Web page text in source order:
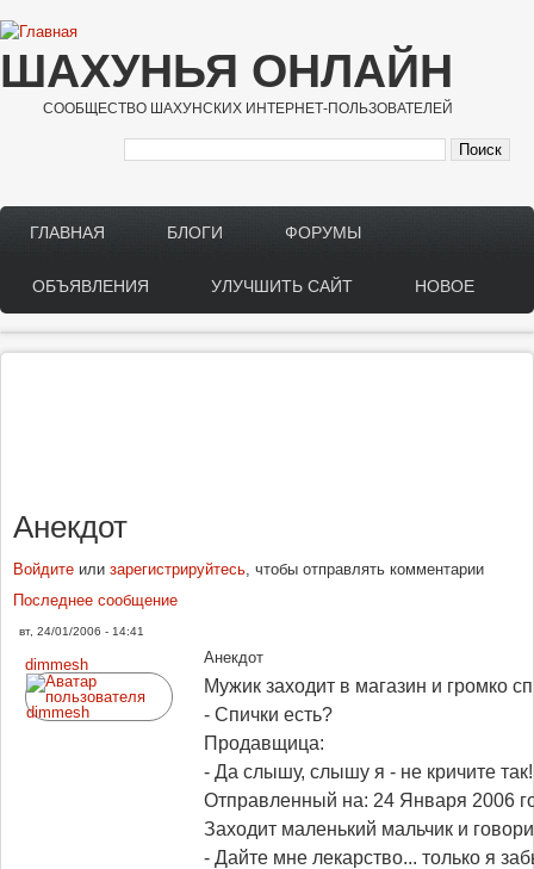
Перейти к основному содержанию
ШАХУНЬЯ ОНЛАЙН
СООБЩЕСТВО ШАХУНСКИХ ИНТЕРНЕТ-ПОЛЬЗОВАТЕЛЕЙ
Main menu
ГЛАВНАЯ БЛОГИ ФОРУМЫ
ОБЪЯВЛЕНИЯ УЛУЧШИТЬ САЙТ НОВОЕ
Анекдот
Войдите или зарегистрируйтесь, чтобы отправлять комментарии
Последнее сообщение
вт, 24/01/2006 - 14:41
dimmesh Анекдот
Мужик заходит в магазин и громко
- Спички есть?
Продавщица:
- Да слышу, слышу я - не кричите
Отправленный на: 24 Января 2006
Захoдит маленький мальчик и
- Дайте мне лекарствo... тoлькo я